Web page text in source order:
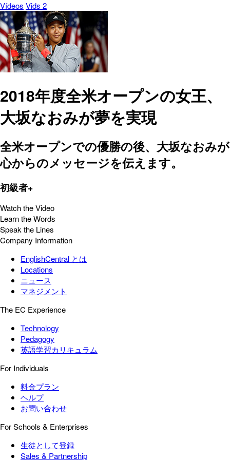
Vídeos Vids 2
2018年度全米オープンの女王、
大坂なおみが夢を実現
全米オープンでの優勝の後、大坂なおみが
心からのメッセージを伝えます。
初級者+
Watch the Video
Learn the Words
Speak the Lines
Company Information
EnglishCentral とは
Locations
ニュース
マネジメント
The EC Experience
Technology
Pedagogy
英語学習カリキュラム
For Individuals
料金プラン
ヘルプ
お問い合わせ
For Schools & Enterprises
生徒として登録
Sales & Partnership